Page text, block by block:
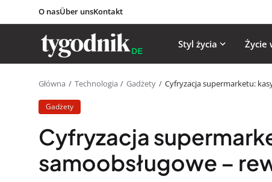
O nasÜber unsKontakt
Styl życia Życie
Główna Technologia Gadżety Cyfryzacja supermarketu:
Gadżety
Cyfryzacja
samoobsługowe –